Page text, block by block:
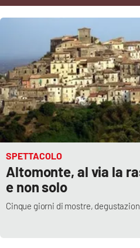
Economia e Lavoro
Politica
Sanità
Società
Sport
SPETTACOLO
Altomonte, al via la
e non solo
Cinque giorni di mostre,